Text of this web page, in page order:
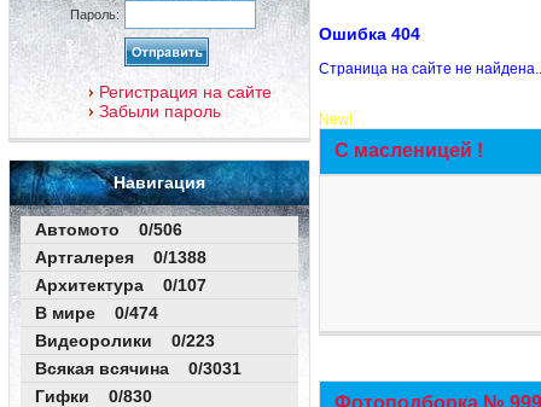
Пароль:
Регистрация на сайте
Забыли пароль
Навигация
Автомото 0/506
Артгалерея 0/1388
Архитектура 0/107
В мире 0/474
Видеоролики 0/223
Всякая всячина 0/3031
Гифки 0/830
Ошибка 404
Страница на сайте не
New!
С масленицей !
Фотоподборка №